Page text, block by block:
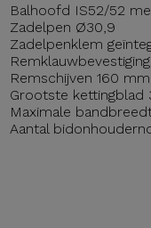
Balhoofd IS52/52
Zadelpen Ø30,9
Zadelpenklem
Remschijven 160
Grootste kettingblad
Maximale
Aantal